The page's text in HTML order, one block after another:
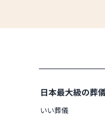
日本最大級の葬
いい葬儀